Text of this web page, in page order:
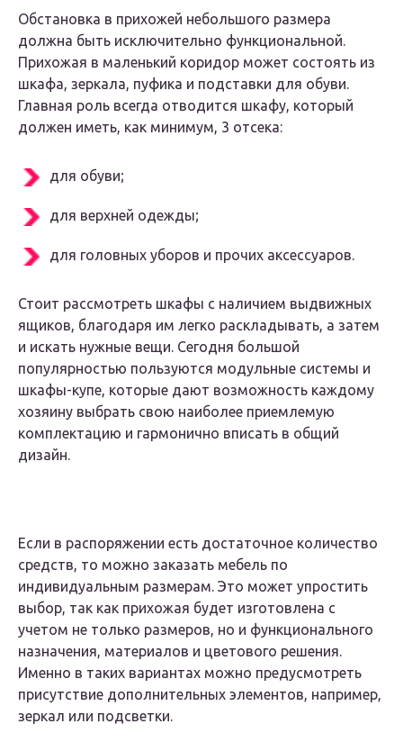
Обстановка в прихожей небольшого размера
должна быть исключительно функциональной.
Прихожая в маленький коридор может состоять из
шкафа, зеркала, пуфика и подставки для обуви.
Главная роль всегда отводится шкафу, который
должен иметь, как минимум, 3 отсека:
для обуви;
для верхней одежды;
для головных уборов и прочих аксессуаров.
Стоит рассмотреть шкафы с наличием выдвижных
ящиков, благодаря им легко раскладывать, а затем
и искать нужные вещи. Сегодня большой
популярностью пользуются модульные системы и
шкафы-купе, которые дают возможность каждому
хозяину выбрать свою наиболее приемлемую
комплектацию и гармонично вписать в общий
дизайн.
Если в распоряжении есть достаточное количество
средств, то можно заказать мебель по
индивидуальным размерам. Это может упростить
выбор, так как прихожая будет изготовлена с
учетом не только размеров, но и функционального
назначения, материалов и цветового решения.
Именно в таких вариантах можно предусмотреть
присутствие дополнительных элементов, например,
зеркал или подсветки.